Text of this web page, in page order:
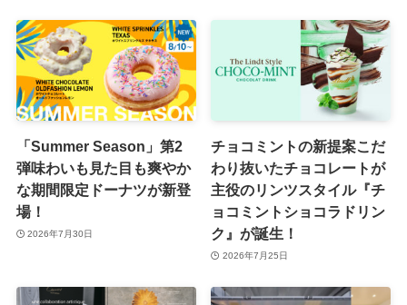
「Summer Season」第2
弾味わいも見た目も爽やか
な期間限定ドーナツが新登
場！
2026年7月30日
チョコミントの新提案こだ
わり抜いたチョコレートが
主役のリンツスタイル『チ
ョコミントショコラドリン
ク』が誕生！
2026年7月25日